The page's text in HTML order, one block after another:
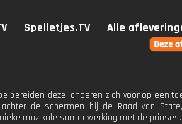
Spelletjes.TV Alle
bereiden deze jongeren zich voor op een
de schermen bij de Raad van
muzikale samenwerking met de prinses.